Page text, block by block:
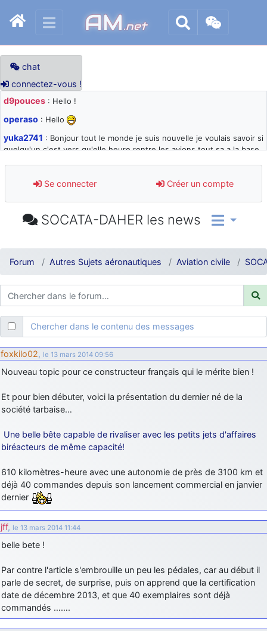
AM.net
chat
connectez-vous !
d9pouces : Hello !
operaso : Hello
yuka2741 : Bonjour tout le monde je suis nouvelle je voulais savoir si
quelqu'un c'est vers qu'elle heure rentre les avions tout sa a la base
d9pouces: désolé pour les quelques blocages du site ces derniers
jours : je teste des méthodes contre le spam et les bots trop nocifs
paxwax: Super, la nouvelle bannière
comprendre
d9pouces: ouakamois > si tu parles du sujet sur l'Armée de l'Air,
bien sûr que oui !
je suis un avion@,._,+: Bonjour je viens d'arriver il y a quelques
moi et quelques avions n'ont pas les mêmes noms qu'aujourd'hui
ouakamois: Bonjourà toutes et à tous.en espérantque ces
quelques images du Pays Basque vous auront plu ; Agur…
fox_50 : Bonjour, certains parmis vous étaient-ils présent au
meeting de Lann Bihoué de 2026 ?
cachée dans les pins: Coucou et excellente année 2026 à tous et
au site!
2026 !
little boy: je vous souhaite un bon réveillon pour cette nouvelle
année!
jericho: Merci D9pouces, à mon tour de souhaiter un Joyeux Noël
et de bonnes fêtes de fin d'année.
d9pouces
d9pouces : mais tu peux tenter l'un des rares lycées militaires
comme le Prytanée dans la Sarthe, ça ne peut pas faire de mal !
d9pouces: C'est plutôt après le lycée, voire après une prépa
scientifique, tu as donc encore un peu de temps devant toi
Se connecter Créer un compte
SOCATA-DAHER les news
Forum Autres Sujets aéronautiques Aviation civile
Chercher dans le contenu des messages
foxkilo02, le 13 mars 2014 09:56
Nouveau topic pour ce constructeur français qui le mérite bien !
Et pour bien débuter, voici la présentation du dernier né de la
société tarbaise…
Une belle bête capable de rivaliser avec les petits jets d'affaires
biréacteurs de même capacité!
610 kilomètres-heure avec une autonomie de près de 3100 km et
déjà 40 commandes depuis son lancement commercial en janvier
dernier
jff, le 13 mars 2014 11:44
belle bete !
Par contre l'article s'embrouille un peu les pédales, car au début il
parle de secret, de surprise, puis on apprend que la certification
date de décembre 2013, et que 40 exemplaires sont déjà
commandés …….